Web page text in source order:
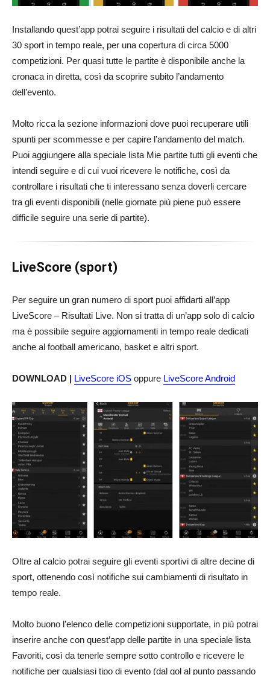
Installando quest’app potrai seguire i risultati del calcio e di altri
30 sport in tempo reale, per una copertura di circa 5000
competizioni. Per quasi tutte le partite è disponibile anche la
cronaca in diretta, così da scoprire subito l’andamento
dell’evento.
Molto ricca la sezione informazioni dove puoi recuperare utili
spunti per scommesse e per capire l’andamento del match.
Puoi aggiungere alla speciale lista Mie partite tutti gli eventi che
intendi seguire e di cui vuoi ricevere le notifiche, così da
controllare i risultati che ti interessano senza doverli cercare
tra gli eventi disponibili (nelle giornate più piene può essere
difficile seguire una serie di partite).
LiveScore (sport)
Per seguire un gran numero di sport puoi affidarti all’app
LiveScore – Risultati Live. Non si tratta di un’app solo di calcio
ma è possibile seguire aggiornamenti in tempo reale dedicati
anche al football americano, basket e altri sport.
DOWNLOAD | LiveScore iOS oppure LiveScore Android
Oltre al calcio potrai seguire gli eventi sportivi di altre decine di
sport, ottenendo così notifiche sui cambiamenti di risultato in
tempo reale.
Molto buono l’elenco delle competizioni supportate, in più potrai
inserire anche con quest’app delle partite in una speciale lista
Favoriti, così da tenerle sempre sotto controllo e ricevere le
notifiche per qualsiasi tipo di evento (dal gol al punto passando